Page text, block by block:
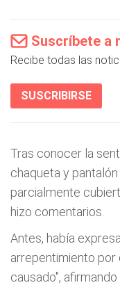
Suscríbete a
Recibe todas las
SUSCRIBIRSE
Tras conocer la
chaqueta y
parcialmente
hizo comentarios.
Antes, había
arrepentimiento por
causado",